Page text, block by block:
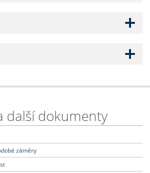
další dokumenty
záměry